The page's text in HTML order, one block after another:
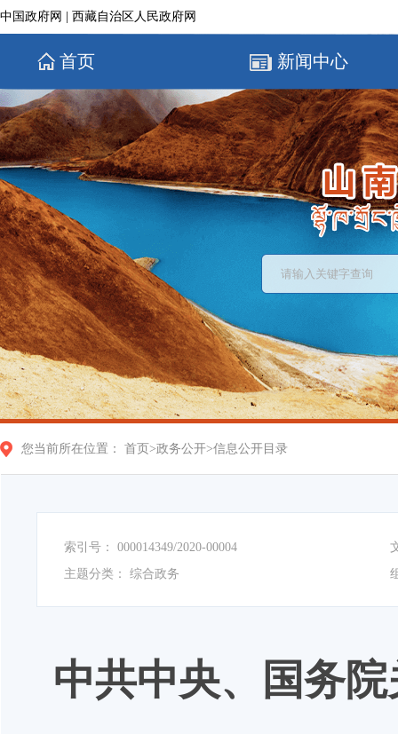
中国政府网 西藏自治区人民政府网
首页 新闻中心
您当前所在位置： 首页 >政务公开>信息公开目录
索引号： 000014349/2020-00004
主题分类：
综合政务
中共中央、国务